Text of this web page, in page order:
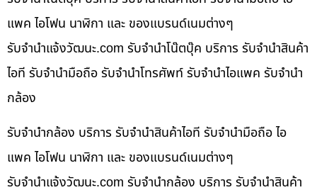
แพค ไอโฟน นาฬิกา และ ของแบรนด์เนมต่างๆ
รับจํานําแจ้งวัฒนะ.com รับจำนำโน๊ตบุ๊ค บริการ รับจำนำสินค้า
ไอที รับจำนำมือถือ รับจำนำโทรศัพท์ รับจำนำไอแพค รับจำนำ
กล้อง
รับจำนำกล้อง บริการ รับจำนำสินค้าไอที รับจำนำมือถือ ไอ
แพค ไอโฟน นาฬิกา และ ของแบรนด์เนมต่างๆ
รับจํานําแจ้งวัฒนะ.com รับจำนำกล้อง บริการ รับจำนำสินค้า